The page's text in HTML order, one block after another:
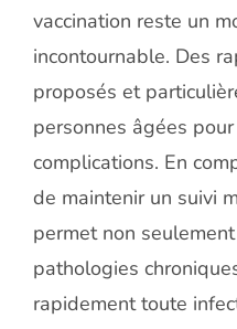
vaccination reste un
incontournable. Des
proposés et
personnes âgées
complications. En
de maintenir un suivi
permet non
pathologies
rapidement toute